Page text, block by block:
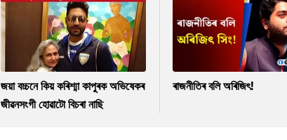
জয়া বচ্চনে কিয় কৰিশ্মা কাপুৰক অভিষেকৰ
জীৱনসংগী হোৱাটো বিচৰা নাছি
ৰাজনীতিৰ বলি অৰিজিৎ!